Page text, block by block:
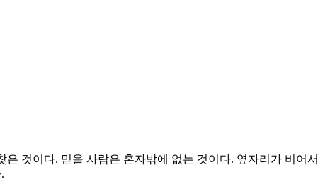
것이다. 믿을 사람은 혼자밖에 없는 것이다. 옆자리가 비어서